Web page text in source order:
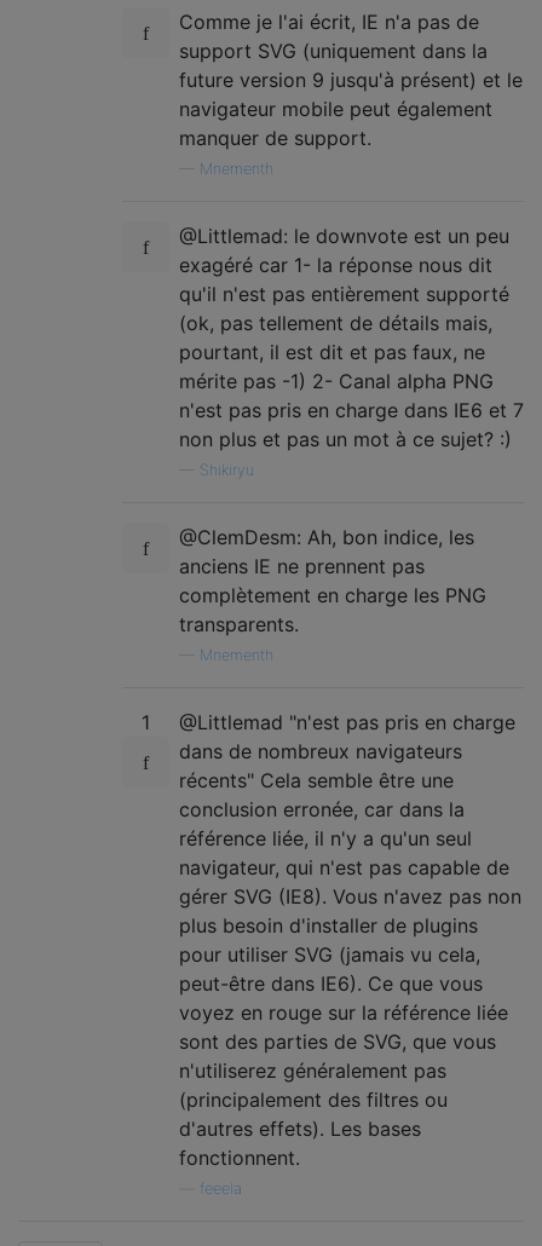
Comme je l'ai écrit, IE n'a pas de
support SVG (uniquement dans la
future version 9 jusqu'à présent) et le
navigateur mobile peut également
manquer de support.
Mnementh
@Littlemad: le downvote est un peu
exagéré car 1- la réponse nous dit
qu'il n'est pas entièrement supporté
(ok, pas tellement de détails mais,
pourtant, il est dit et pas faux, ne
mérite pas -1) 2- Canal alpha PNG
n'est pas pris en charge dans IE6 et 7
non plus et pas un mot à ce sujet? :)
Shikiryu
@ClemDesm: Ah, bon indice, les
anciens IE ne prennent pas
complètement en charge les PNG
transparents.
Mnementh
1
@Littlemad "n'est pas pris en charge
dans de nombreux navigateurs
récents" Cela semble être une
conclusion erronée, car dans la
référence liée, il n'y a qu'un seul
navigateur, qui n'est pas capable de
gérer SVG (IE8). Vous n'avez pas non
plus besoin d'installer de plugins
pour utiliser SVG (jamais vu cela,
peut-être dans IE6). Ce que vous
voyez en rouge sur la référence liée
sont des parties de SVG, que vous
n'utiliserez généralement pas
(principalement des filtres ou
d'autres effets). Les bases
fonctionnent.
feeela